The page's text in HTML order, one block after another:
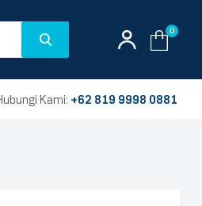
0
Kami: +62 819 9998 0881